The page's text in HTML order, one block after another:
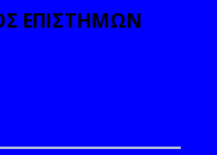
ΕΠΙΣΤΗΜΩΝ